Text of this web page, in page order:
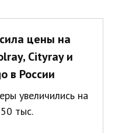
цены на
Cityray и
в России
увеличились на
тыс.